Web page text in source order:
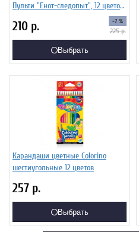
Пульти "Енот-следопыт", 12 цветов,
трехгранные,рисунок на корпусе,
картон
210 р. -7 %
225р.
Выбрать
Карандаши цветные Colorino
шестиугольные 12 цветов
257 р.
Выбрать